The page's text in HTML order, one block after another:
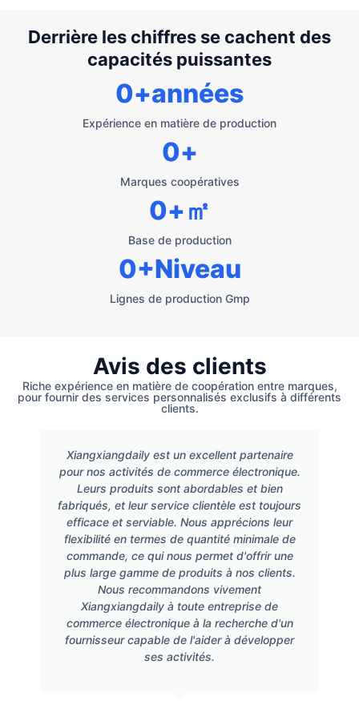
Derrière les chiffres se cachent des
capacités puissantes
Expérience en matière de production
0+années
Marques coopératives
0+
Base de production
0+㎡
Lignes de production Gmp
0+Niveau
Avis des clients
Riche expérience en matière de coopération entre marques,
pour fournir des services personnalisés exclusifs à différents
clients.
Xiangxiangdaily est un excellent partenaire
pour nos activités de commerce électronique.
Leurs produits sont abordables et bien
fabriqués, et leur service clientèle est toujours
efficace et serviable. Nous apprécions leur
flexibilité en termes de quantité minimale de
commande, ce qui nous permet d'offrir une
plus large gamme de produits à nos clients.
Nous recommandons vivement
Xiangxiangdaily à toute entreprise de
commerce électronique à la recherche d'un
fournisseur capable de l'aider à développer
ses activités.